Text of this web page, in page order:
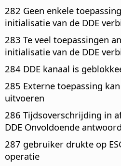
282 Geen enkele
initialisatie van de DDE
283 Te veel toepassingen
initialisatie van de DDE
284 DDE kanaal is
285 Externe toepassing
uitvoeren
286 Tijdsoverschrijding in
DDE Onvoldoende antwoord
287 gebruiker drukte op
operatie